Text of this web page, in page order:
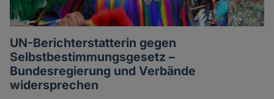
UN-Berichterstatterin gegen
Selbstbestimmungsgesetz –
Bundesregierung und Verbände
widersprechen